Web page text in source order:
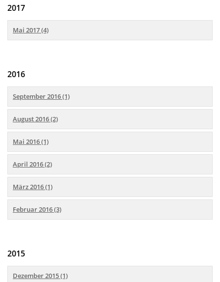
2017
Mai 2017 (4)
2016
September 2016 (1)
August 2016 (2)
Mai 2016 (1)
April 2016 (2)
März 2016 (1)
Februar 2016 (3)
2015
Dezember 2015 (1)